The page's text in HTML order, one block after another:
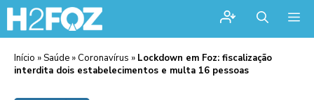
Início »Saúde » Coronavírus » Lockdown em Foz: fiscalização
interdita dois estabelecimentos e multa 16 pessoas